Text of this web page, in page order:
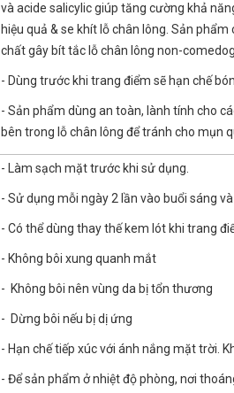
và acide salicylic giúp tăng cường khả
hiệu quả & se khít lỗ chân lông. Sản
chất gây bít tắc lỗ chân lông non-
- Dùng trước khi trang điểm sẽ hạn chế
- Sản phẩm dùng an toàn, lành tính cho
bên trong lỗ chân lông để tránh cho mụn
- Làm sạch mặt trước khi sử dụng.
- Sử dụng mỗi ngày 2 lần vào buổi sáng
- Có thể dùng thay thế kem lót khi trang
- Không bôi xung quanh mắt
- Không bôi nên vùng da bị tổn thương
- Dừng bôi nếu bị dị ứng
- Hạn chế tiếp xúc với ánh nắng mặt trời.
- Để sản phẩm ở nhiệt độ phòng, nơi